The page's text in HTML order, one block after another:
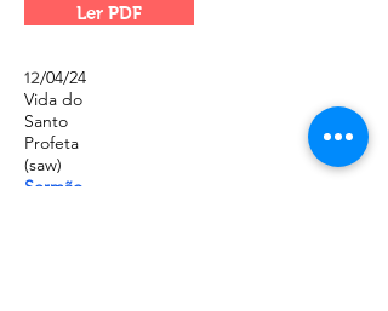
Ler PDF
12/04/24
Vida do
Santo
Profeta
(saw)
Sermão